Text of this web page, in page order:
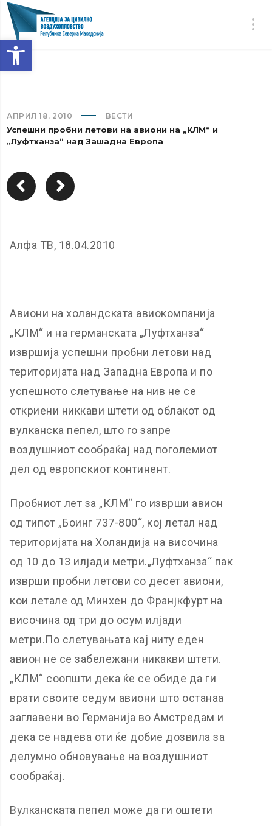
Open toolbar
АПРИЛ 18, 2010 ВЕСТИ
Успешни пробни летови на авиони на „КЛМ“ и
„Луфтханза“ над Зашадна Европа
Алфа ТВ, 18.04.2010
Авиони на холандската авиокомпанија
„КЛМ“ и на германската „Луфтханза“
извршија успешни пробни летови над
територијата над Западна Европа и по
успешното слетување на нив не се
откриени никкави штети од облакот од
вулканска пепел, што го запре
воздушниот сообраќај над поголемиот
дел од европскиот континент.
Пробниот лет за „КЛМ“ го изврши авион
од типот „Боинг 737-800“, кој летал над
територијата на Холандија на височина
од 10 до 13 илјади метри.„Луфтханза“ пак
изврши пробни летови со десет авиони,
кои летале од Минхен до Франјкфурт на
височина од три до осум илјади
метри.По слетувањата кај ниту еден
авион не се забележани никакви штети.
„КЛМ“ соопшти дека ќе се обиде да ги
врати своите седум авиони што останаа
заглавени во Германија во Амстредам и
дека се надева оти ќе добие дозвила за
делумно обновување на воздушниот
сообраќај.
Вулканската пепел може да ги оштети